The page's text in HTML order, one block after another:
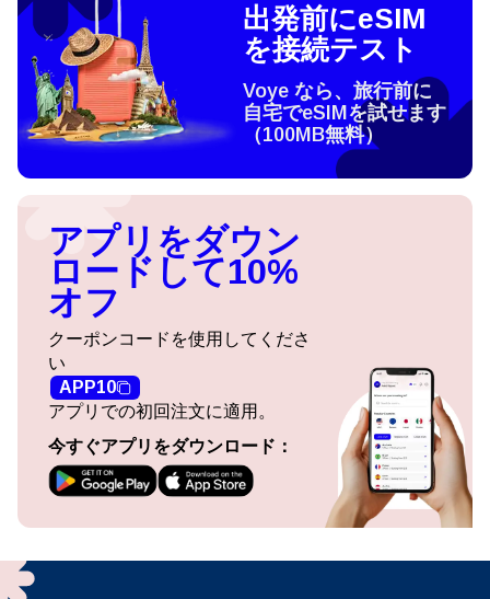
出発前にeSIM
を接続テスト
Voye なら、旅行前に
自宅でeSIMを試せます
（100MB無料）
アプリをダウン
ロードして10%
オフ
クーポンコードを使用してくださ
い
APP10
アプリでの初回注文に適用。
今すぐアプリをダウンロード：